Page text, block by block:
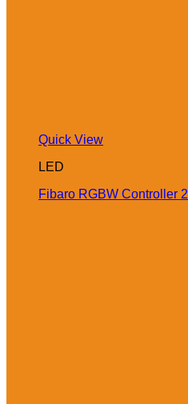
Quick View
LED
Fibaro RGBW Controller 2